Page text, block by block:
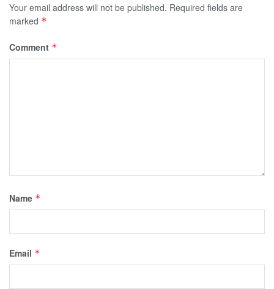
Your email address will not be published. Required fields are
marked *
Comment *
Name *
Email *